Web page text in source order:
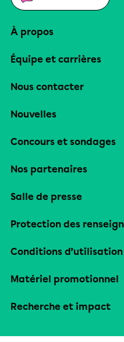
À propos
Équipe et carrières
Nous contacter
Nouvelles
Concours et sondages
Nos partenaires
Salle de presse
Protection des
Conditions d’utilisation
Matériel promotionnel
Recherche et impact